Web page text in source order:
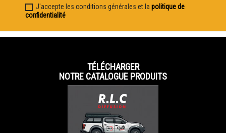
J'accepte les conditions générales et la politique de
confidentialité
TÉLÉCHARGER
NOTRE CATALOGUE PRODUITS